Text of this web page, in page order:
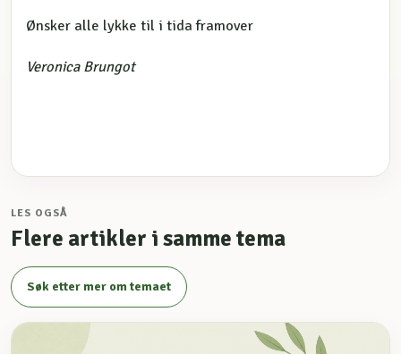
Ønsker alle lykke til i tida framover
Veronica Brungot
LES OGSÅ
Flere artikler i samme tema
Søk etter mer om temaet